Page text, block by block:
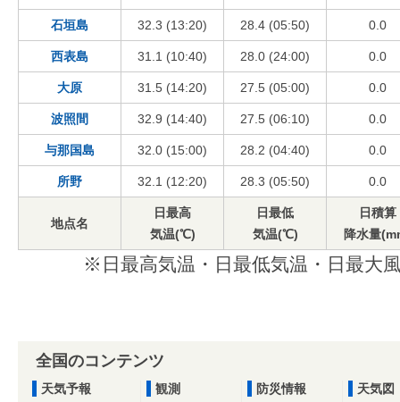
石垣島 32.3 (13:20) 28.4 (05:50) 0.0
西表島 31.1 (10:40) 28.0 (24:00) 0.0
大原 31.5 (14:20) 27.5 (05:00) 0.0
波照間 32.9 (14:40) 27.5 (06:10) 0.0
与那国島 32.0 (15:00) 28.2 (04:40) 0.0
所野 32.1 (12:20) 28.3 (05:50) 0.0
地点名
日最高
気温(℃)
日最低
気温(℃)
日積算
降水量
※日最高気温・日最低気温・日最大
全国のコンテンツ
天気予報
観測
防災情報
天気図